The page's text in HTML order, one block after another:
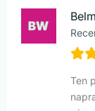
Ten